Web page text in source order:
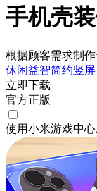
手机壳
根据顾客需求制
休闲益智简约竖屏
立即下载
官方正版
使用小米游戏中心